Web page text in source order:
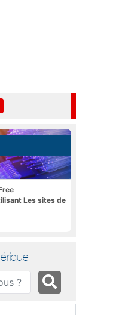
Les sites de